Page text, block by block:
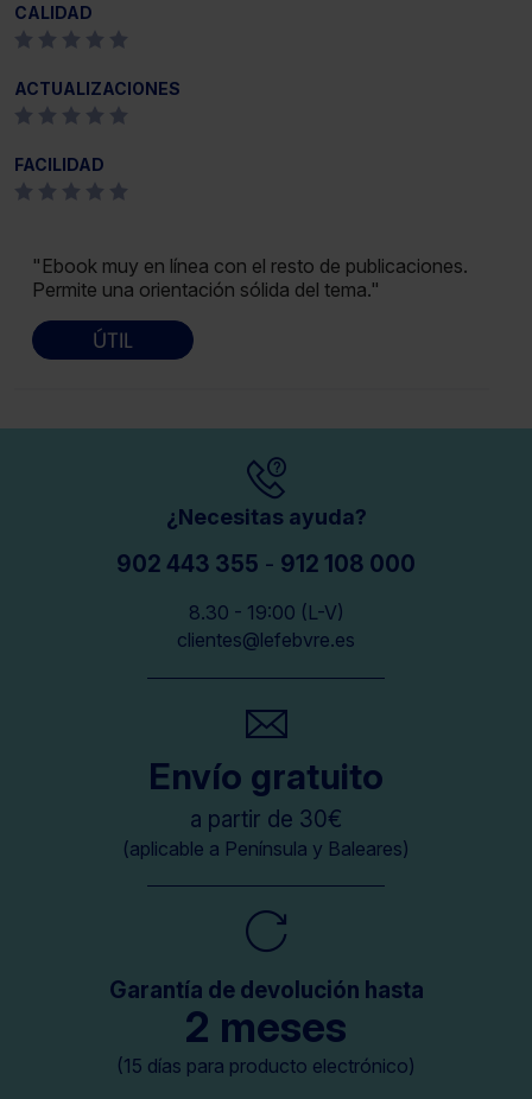
CALIDAD
ACTUALIZACIONES
FACILIDAD
"Ebook muy en línea con el resto de publicaciones.
Permite una orientación sólida del tema."
ÚTIL
¿Necesitas ayuda?
902 443 355 - 912 108 000
8.30 - 19:00 (L-V)
clientes@lefebvre.es
Envío gratuito
a partir de 30€
(aplicable a Península y Baleares)
Garantía de devolución hasta
2 meses
(15 días para producto electrónico)